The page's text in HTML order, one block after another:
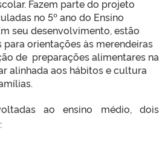
Fazem parte do projeto
no 5º ano do Ensino
seu desenvolvimento, estão
para orientações às merendeiras
de preparações alimentares na
alinhada aos hábitos e cultura
ao ensino médio, dois